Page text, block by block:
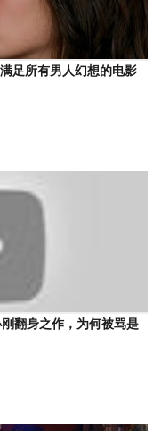
足所有男人幻想的电影
翻身之作，为何被骂是